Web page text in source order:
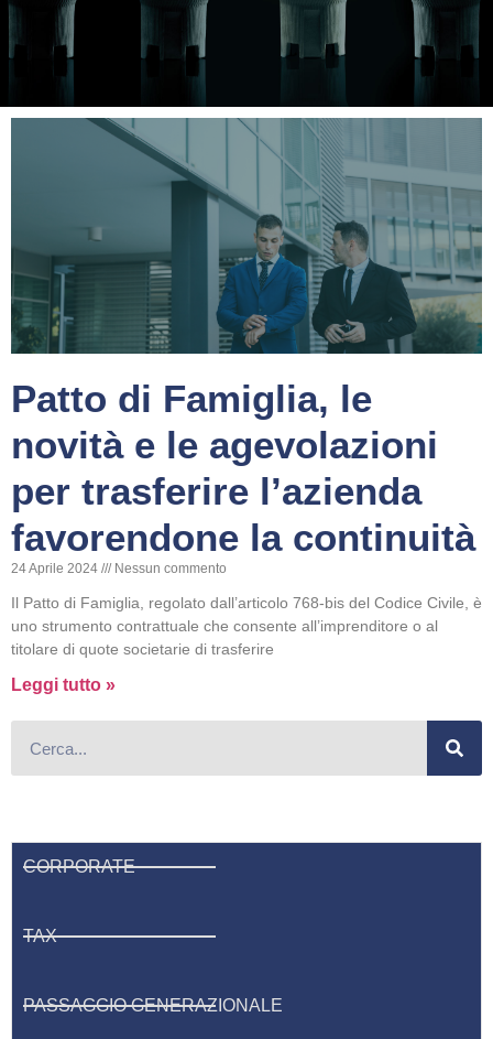
Patto di Famiglia, le
novità e le agevolazioni
per trasferire l’azienda
favorendone la continuità
24 Aprile 2024 Nessun commento
Il Patto di Famiglia, regolato dall’articolo 768-bis del Codice Civile, è
uno strumento contrattuale che consente all’imprenditore o al
titolare di quote societarie di trasferire
Leggi tutto »
CORPORATE
TAX
PASSAGGIO GENERAZIONALE